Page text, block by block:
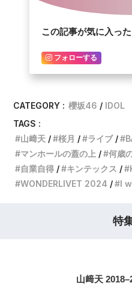
この記事が気に入っ
フォローする
CATEGORY : 櫻坂46
IDOL
TAGS :
山﨑天
桜月 ライブ
マンホールの蓋の上
何歳
自業自得
キンテックス
WONDERLIVET 2024
I
特
山﨑天